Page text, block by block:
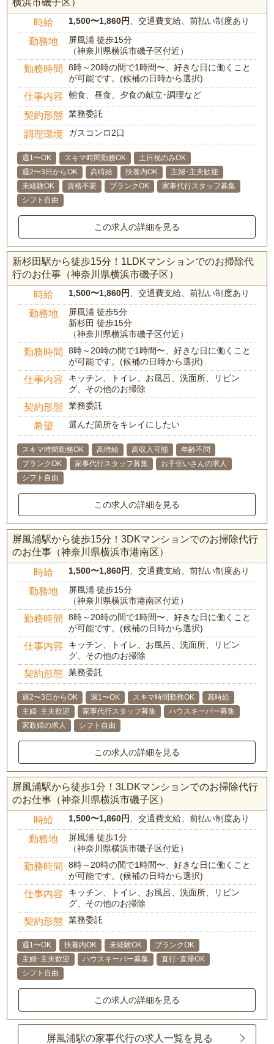
横浜市磯子区）
時給 1,500〜1,860円、交通費支給、前払い制度あり
勤務地
屏風浦 徒歩15分
（神奈川県横浜市磯子区付近）
勤務時間
8時～20時の間で1時間〜、好きな日に働くこと
が可能です。(候補の日時から選択)
仕事内容 朝食、昼食、夕食の献立･調理など
契約形態 業務委託
調理環境 ガスコンロ2口
週1〜OK スキマ時間勤務OK
土日祝のみOK
週2〜3日からOK
高時給 扶養内OK
主婦･主夫歓迎
未経験OK
資格不要 ブランクOK
家事代行スタッフ募集
シフト自由
この求人の詳細を見る
新杉田駅から徒歩15分！1LDKマンションでのお掃除代
行のお仕事（神奈川県横浜市磯子区）
時給 1,500〜1,860円、交通費支給、前払い制度あり
勤務地
屏風浦 徒歩5分
新杉田 徒歩15分
（神奈川県横浜市磯子区付近）
勤務時間
8時～20時の間で1時間〜、好きな日に働くこと
が可能です。(候補の日時から選択)
仕事内容
キッチン、トイレ、お風呂、洗面所、リビン
グ、その他のお掃除
契約形態 業務委託
希望 選んだ箇所をキレイにしたい
スキマ時間勤務OK 高時給 高収入可能
年齢不問
ブランクOK
家事代行スタッフ募集
お手伝いさんの求人
シフト自由
この求人の詳細を見る
屏風浦駅から徒歩15分！3DKマンションでのお掃除代行
のお仕事（神奈川県横浜市港南区）
時給 1,500〜1,860円、交通費支給、前払い制度あり
勤務地
屏風浦 徒歩15分
（神奈川県横浜市港南区付近）
勤務時間
8時～20時の間で1時間〜、好きな日に働くこと
が可能です。(候補の日時から選択)
仕事内容
キッチン、トイレ、お風呂、洗面所、リビン
グ、その他のお掃除
契約形態 業務委託
週2〜3日からOK 週1〜OK スキマ時間勤務OK
高時給
主婦･主夫歓迎
家事代行スタッフ募集
ハウスキーパー募集
家政婦の求人
シフト自由
この求人の詳細を見る
屏風浦駅から徒歩1分！3LDKマンションでのお掃除代行
のお仕事（神奈川県横浜市磯子区）
時給 1,500〜1,860円、交通費支給、前払い制度あり
勤務地
屏風浦 徒歩1分
（神奈川県横浜市磯子区付近）
勤務時間
8時～20時の間で1時間〜、好きな日に働くこと
が可能です。(候補の日時から選択)
仕事内容
キッチン、トイレ、お風呂、洗面所、リビン
グ、その他のお掃除
契約形態 業務委託
週1〜OK 扶養内OK 未経験OK
ブランクOK
主婦･主夫歓迎
ハウスキーパー募集
直行･直帰OK
シフト自由
この求人の詳細を見る
屏風浦駅の家事代行の求人一覧を見る